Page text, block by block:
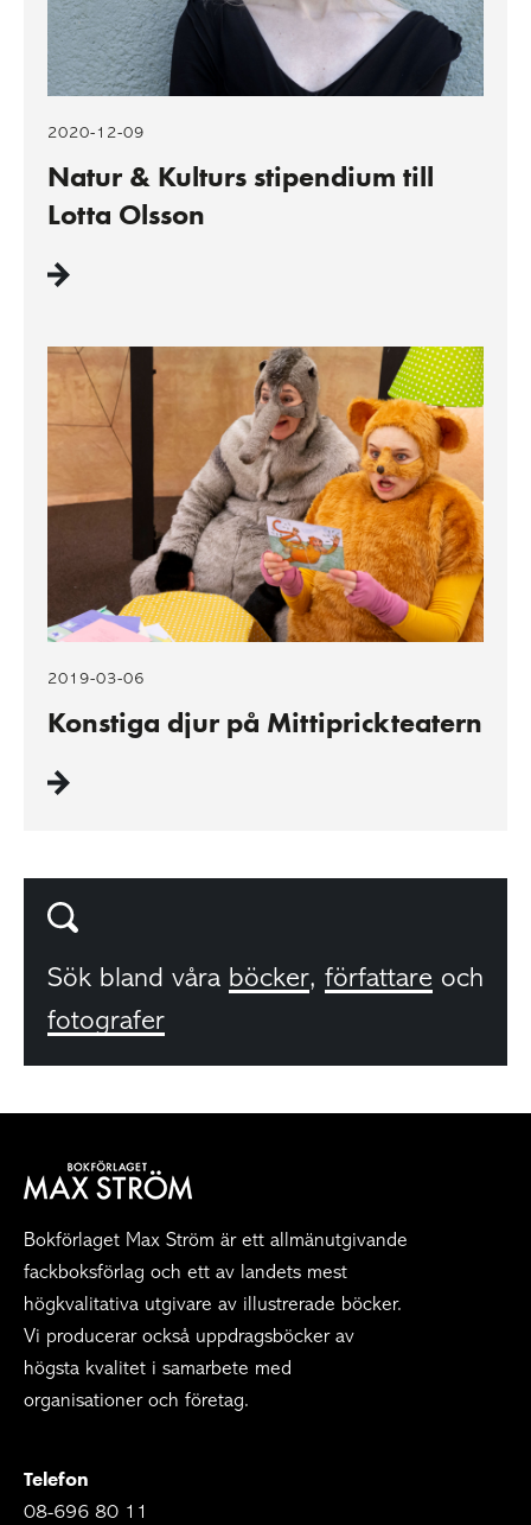
2020-12-09
Natur & Kulturs stipendium till
Lotta Olsson
2019-03-06
Konstiga djur på Mittiprickteatern
Sök bland våra böcker, författare och
fotografer
Bokförlaget Max Ström är ett allmänutgivande
fackboksförlag och ett av landets mest
högkvalitativa utgivare av illustrerade böcker.
Vi producerar också uppdragsböcker av
högsta kvalitet i samarbete med
organisationer och företag.
Telefon
08-696 80 11